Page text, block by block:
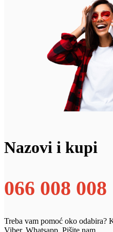
Nazovi i kupi
066 008 008
Treba vam pomoć oko odabira?
Viber, Whatsapp. Pišite nam.